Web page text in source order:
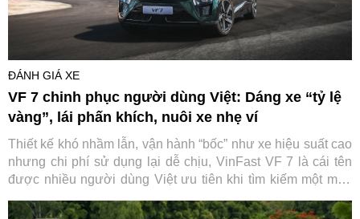
ĐÁNH GIÁ XE
VF 7 chinh phục người dùng Việt: Dáng xe “tỷ lệ
vàng”, lái phấn khích, nuôi xe nhẹ ví
Thiết kế khó nhầm lẫn, vận hành “bốc” như xe hiệu suất cao
nhưng chi phí sử dụng lại dễ chịu, VinFast VF 7 là cái tên
được nhiều người dùng Việt ưu tiên khi tìm kiếm một mẫu